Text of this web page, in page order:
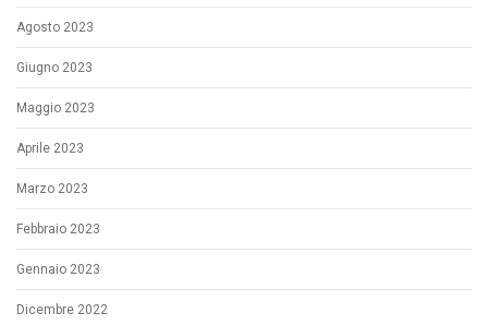
Agosto 2023
Giugno 2023
Maggio 2023
Aprile 2023
Marzo 2023
Febbraio 2023
Gennaio 2023
Dicembre 2022